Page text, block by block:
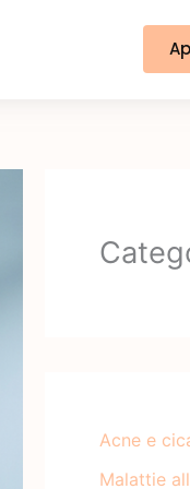
Acne e
Malattie